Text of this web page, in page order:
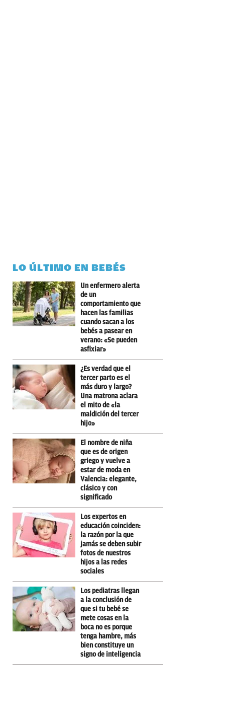
LO ÚLTIMO EN BEBÉS
Un enfermero alerta
de un
comportamiento que
hacen las familias
cuando sacan a los
bebés a pasear en
verano: «Se pueden
asfixiar»
¿Es verdad que el
tercer parto es el
más duro y largo?
Una matrona aclara
el mito de «la
maldición del tercer
hijo»
El nombre de niña
que es de origen
griego y vuelve a
estar de moda en
Valencia: elegante,
clásico y con
significado
Los expertos en
educación coinciden:
la razón por la que
jamás se deben subir
fotos de nuestros
hijos a las redes
sociales
Los pediatras llegan
a la conclusión de
que si tu bebé se
mete cosas en la
boca no es porque
tenga hambre, más
bien constituye un
signo de inteligencia